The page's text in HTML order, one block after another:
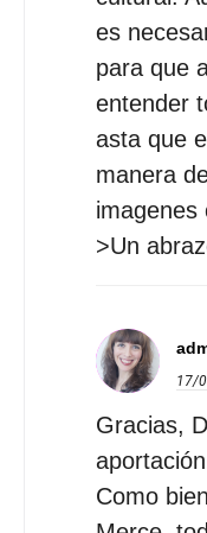
es
para que
entender
asta que
manera
>Un
17/
Gracias,
Como